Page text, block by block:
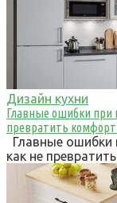
Дизайн кухни
Главные ошибки при
превратить комфорт
Главные ошибки
как не